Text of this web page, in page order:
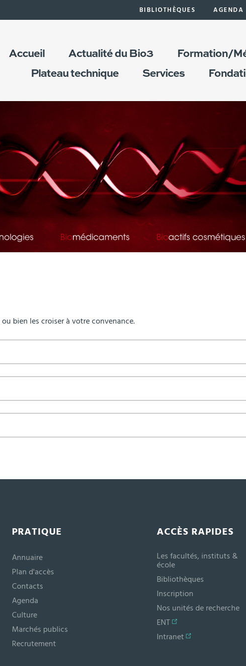
BIBLIOTHÈQUES AGENDA
Accueil Actualité du Bio3 Formation/
Plateau technique
Services
bien les croiser à votre convenance.
PRATIQUE
Annuaire
Plan d'accès
Contacts
Agenda
Culture
Marchés publics
Recrutement
ACCÈS RAPIDES
Les facultés, instituts &
école
Bibliothèques
Inscription
Nos unités de recherche
ENT
Intranet